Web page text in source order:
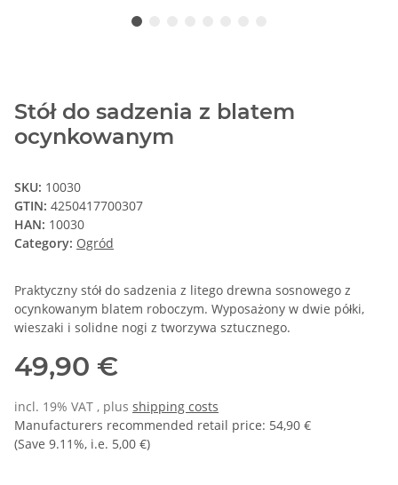
Stół do sadzenia z blatem
ocynkowanym
SKU: 10030
GTIN: 4250417700307
HAN: 10030
Category: Ogród
Praktyczny stół do sadzenia z litego drewna sosnowego z
ocynkowanym blatem roboczym. Wyposażony w dwie półki,
wieszaki i solidne nogi z tworzywa sztucznego.
49,90 €
incl. 19% VAT , plus shipping costs
Manufacturers recommended retail price: 54,90 €
(Save 9.11%, i.e. 5,00 €)